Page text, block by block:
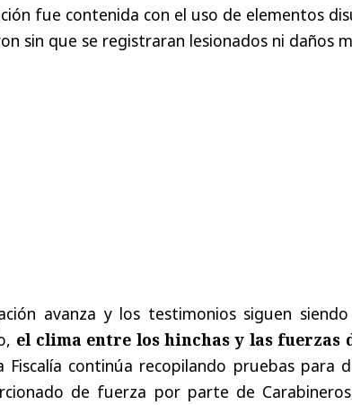
fue contenida con el uso de elementos
sin que se registraran lesionados ni daños
avanza y los testimonios siguen
el clima entre los hinchas y las fuerzas
Fiscalía continúa recopilando pruebas para
de fuerza por parte de